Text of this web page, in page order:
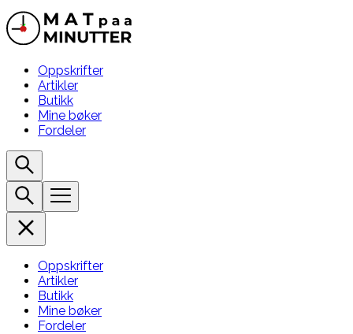
Oppskrifter
Artikler
Butikk
Mine bøker
Fordeler
Oppskrifter
Artikler
Butikk
Mine bøker
Fordeler